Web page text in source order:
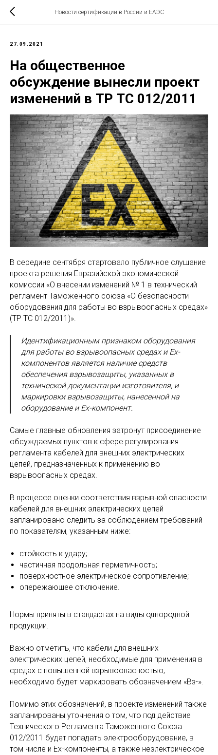
Новости сертификации в России и ЕАЭС
27.09.2021
На общественное
обсуждение вынесли проект
изменений в ТР ТС 012/2011
В середине сентября стартовало публичное слушание
проекта решения Евразийской экономической
комиссии «О внесении изменений № 1 в технический
регламент Таможенного союза «О безопасности
оборудования для работы во взрывоопасных средах»
(ТР ТС 012/2011)».
Идентификационным признаком оборудования
для работы во взрывоопасных средах и Ех-
компонентов является наличие средств
обеспечения взрывозащиты, указанных в
технической документации изготовителя, и
маркировки взрывозащиты, нанесенной на
оборудование и Ех-компонент.
Самые главные обновления затронут присоединение
обсуждаемых пунктов к сфере регулирования
регламента кабелей для внешних электрических
цепей, предназначенных к применению во
взрывоопасных средах.
В процессе оценки соответствия взрывной опасности
кабелей для внешних электрических цепей
запланировано следить за соблюдением требований
по показателям, указанным ниже:
стойкость к удару;
частичная продольная герметичность;
поверхностное электрическое сопротивление;
опережающее отключение.
Нормы приняты в стандартах на виды однородной
продукции.
Важно отметить, что кабели для внешних
электрических цепей, необходимые для применения в
средах с повышенной взрывоопасностью,
необходимо будет маркировать обозначением «Вз-».
Помимо этих обозначений, в проекте изменений также
запланированы уточнения о том, что под действие
Технического Регламента Таможенного Союза
012/2011 будет попадать электрооборудование, в
том числе и Ex-компоненты, а также неэлектрическое